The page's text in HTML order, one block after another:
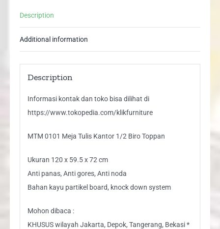
quantity
Description
Additional information
Description
Informasi kontak dan toko bisa dilihat di
https://www.tokopedia.com/klikfurniture
MTM 0101 Meja Tulis Kantor 1/2 Biro Toppan
Ukuran 120 x 59.5 x 72 cm
Anti panas, Anti gores, Anti noda
Bahan kayu partikel board, knock down system
Mohon dibaca :
KHUSUS wilayah Jakarta, Depok, Tangerang, Bekasi *